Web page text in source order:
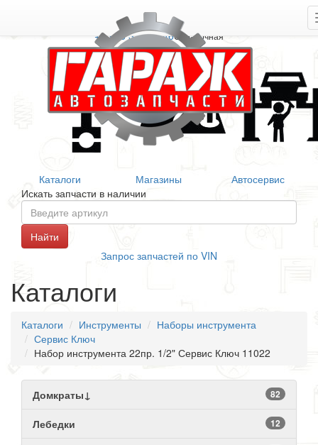
+7 906 377 46 46Справочная
Каталоги Магазины
Автосервис
Искать запчасти в наличии
Запрос запчастей по VIN
Каталоги
Каталоги Инструменты
Наборы инструмента
Сервис Ключ
Набор инструмента 22пр. 1/2" Сервис Ключ 11022
Домкраты↓ 82
Лебедки 12